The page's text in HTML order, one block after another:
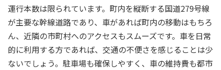
運行本数は限られています。町内を縦断する国道279号線
が主要な幹線道路であり、車があれば町内の移動はもちろ
ん、近隣の市町村へのアクセスもスムーズです。車を日常
的に利用する方であれば、交通の不便さを感じることは少
ないでしょう。駐車場も確保しやすく、車の維持費も都市